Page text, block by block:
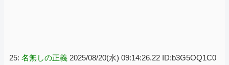
25: 名無しの正義 2025/08/20(水) 09:14:26.22 ID:b3G5OQ1C0